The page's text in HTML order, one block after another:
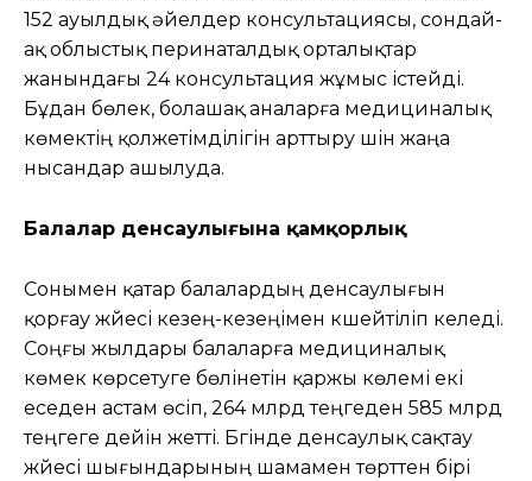
152 ауылдық әйелдер консультациясы, сондай-
ақ облыстық перинаталдық орталықтар
жанындағы 24 консультация жұмыс істейді.
Бұдан бөлек, болашақ аналарға медициналық
көмектің қолжетімділігін арттыру үшін жаңа
нысандар ашылуда.
Балалар денсаулығына қамқорлық
Сонымен қатар балалардың денсаулығын
қорғау жүйесі кезең-кезеңімен күшейтіліп келеді.
Соңғы жылдары балаларға медициналық
көмек көрсетуге бөлінетін қаржы көлемі екі
еседен астам өсіп, 264 млрд теңгеден 585 млрд
теңгеге дейін жетті. Бүгінде денсаулық сақтау
жүйесі шығындарының шамамен төрттен бірі